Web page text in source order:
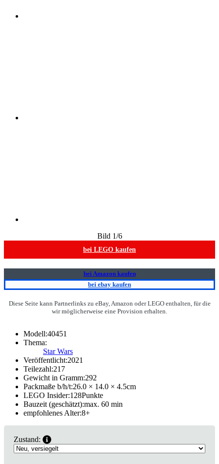
Bild 1/6
bei LEGO kaufen
bei Amazon kaufen
bei ebay kaufen
Diese Seite kann Partnerlinks zu eBay, Amazon oder LEGO enthalten, für die
wir möglicherweise eine Provision erhalten.
Modell:40451
Thema:
Star Wars
Veröffentlicht:2021
Teilezahl:217
Gewicht in Gramm:292
Packmaße b/h/t:26.0 × 14.0 × 4.5cm
LEGO Insider:128Punkte
Bauzeit (geschätzt):max. 60 min
empfohlenes Alter:8+
Zustand: